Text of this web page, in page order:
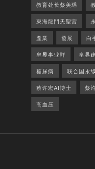
教育处长蔡美瑶
東海龍門天聖宮
產業 發展 白
皇昱事业群 皇昱
糖尿病 联合国永
蔡许宏AI博士 蔡
高血压